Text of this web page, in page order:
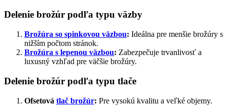
Delenie brožúr podľa typu väzby
Brožúra so spinkovou väzbou: Ideálna pre menšie brožúry s
nižším počtom stránok.
Brožúra s lepenou väzbou: Zabezpečuje trvanlivosť a
luxusný vzhľad pre väčšie brožúry.
Delenie brožúr podľa typu tlače
Ofsetová tlač brožúr: Pre vysokú kvalitu a veľké objemy.